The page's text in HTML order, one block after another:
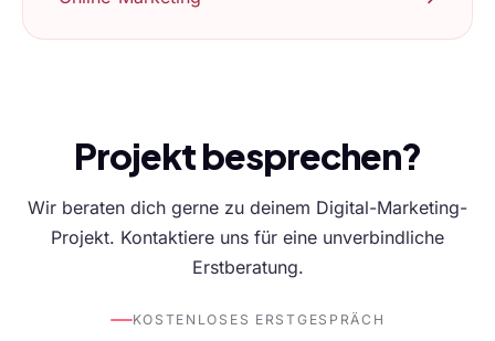
Projekt besprechen?
Wir beraten dich gerne zu deinem Digital-Marketing-
Projekt. Kontaktiere uns für eine unverbindliche
Erstberatung.
KOSTENLOSES ERSTGESPRÄCH